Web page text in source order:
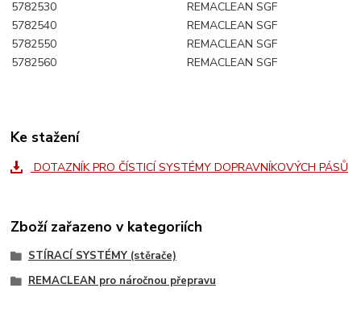
5782530
REMACLEAN SGF
5782540
REMACLEAN SGF
5782550
REMACLEAN SGF
5782560
REMACLEAN SGF
Ke stažení
DOTAZNÍK PRO ČÍSTICÍ SYSTÉMY DOPRAVNÍKOVÝCH PÁSŮ
Zboží zařazeno v kategoriích
STÍRACÍ SYSTÉMY (stěrače)
REMACLEAN pro náročnou přepravu